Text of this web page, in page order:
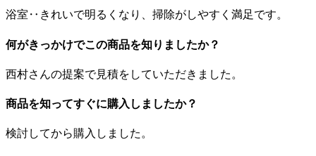
浴室‥きれいで明るくなり、掃除がしやすく満足です。
何がきっかけでこの商品を知りましたか？
西村さんの提案で見積をしていただきました。
商品を知ってすぐに購入しましたか？
検討してから購入しました。